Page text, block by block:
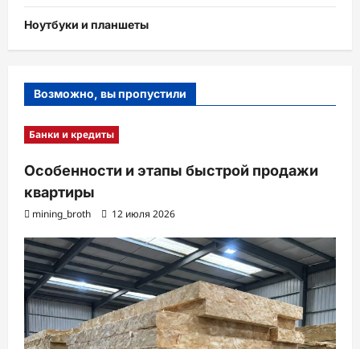
Ноутбуки и планшеты
Возможно, вы пропустили
Банки и кредиты
Особенности и этапы быстрой продажи
квартиры
mining_broth 12 июля 2026